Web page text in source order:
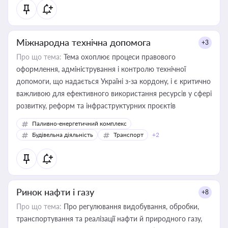
Міжнародна технічна допомога +3
Про що тема: Тема охоплює процеси правового
оформлення, адміністрування і контролю технічної
допомоги, що надається Україні з-за кордону, і є критично
важливою для ефективного використання ресурсів у сфері
розвитку, реформ та інфраструктурних проєктів
Паливно-енергетичний комплекс
Будівельна діяльність
Транспорт +2
Ринок нафти і газу +8
Про що тема: Про регулювання видобування, обробки,
транспортування та реалізації нафти й природного газу,